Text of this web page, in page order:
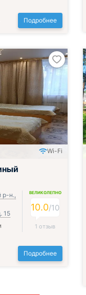
Подробнее
Wi-Fi
р-н.,
15
ВЕЛИКОЛЕПНО
10.0/10
1 отзыв
Подробнее